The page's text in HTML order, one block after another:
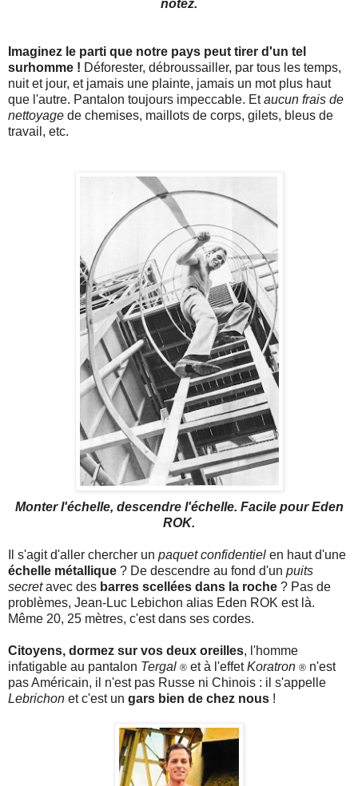
notez.
Imaginez le parti que notre pays peut tirer d'un tel
surhomme ! Déforester, débroussailler, par tous les temps,
nuit et jour, et jamais une plainte, jamais un mot plus haut
que l'autre. Pantalon toujours impeccable. Etaucun frais de
nettoyage de chemises, maillots de corps, gilets, bleus de
travail, etc.
Monter l'échelle, descendre l'échelle. Facile pour Eden
ROK.
Il s'agit d'aller chercher un paquet confidentiel en haut d'une
échelle métallique ? De descendre au fond d'un puits
secretavec des barres scellées dans la roche ? Pas de
problèmes, Jean-Luc Lebichon alias Eden ROK est là.
Même 20, 25 mètres, c'est dans ses cordes.
Citoyens, dormez sur vos deux oreilles, l'homme
infatigable au pantalon Tergal ® et à l'effetKoratron ® n'est
pas Américain, il n'est pas Russe ni Chinois : il s'appelle
Lebrichon et c'est un gars bien de chez nous !